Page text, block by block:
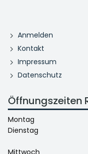
Anmelden
Kontakt
Impressum
Datenschutz
Öffnungszeiten
Montag
Dienstag
Mittwoch